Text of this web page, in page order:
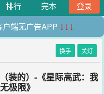
排行 完本
登录
端无广告APP ↓↓↓
换手 关灯
装的）-《星际高武：我
极限》